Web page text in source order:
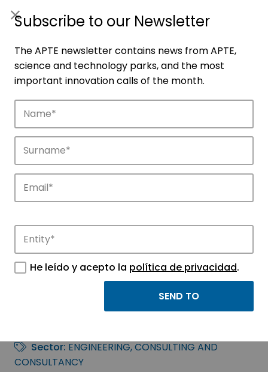
Companies
Discover the companies that drive
innovation in APTE’s parks.
Gandolapp: never
drive alone
Sector: ENGINEERING, CONSULTING AND
CONSULTANCY
Subscribe to our Newsletter
The APTE newsletter contains news from APTE,
science and technology parks, and the most
important innovation calls of the month.
He leído y acepto la política de privacidad.